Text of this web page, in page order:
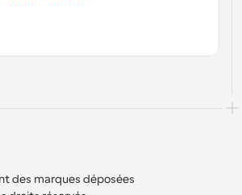
des marques déposées